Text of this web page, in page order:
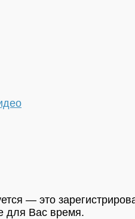
— это
для Вас время.